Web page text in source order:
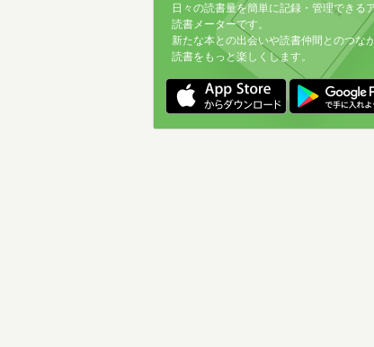
日々の読書量を簡単に記録・管理できる
読書メーターです。
新たな本との出会いや読書仲間とのつなが
読書をもっと楽しくします。